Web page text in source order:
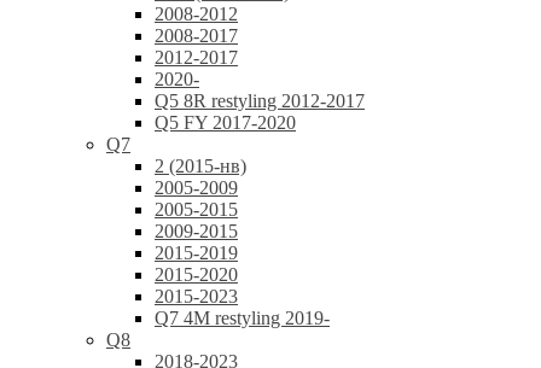
2008-2012
2008-2017
2012-2017
2020-
Q5 8R restyling 2012-2017
Q5 FY 2017-2020
Q7
2 (2015-нв)
2005-2009
2005-2015
2009-2015
2015-2019
2015-2020
2015-2023
Q7 4M restyling 2019-
Q8
2018-2023